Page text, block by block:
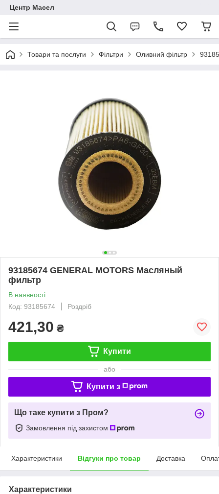
Центр Масел
Товари та послуги Фільтри Оливний фільтр
93185674 GENERAL MOTORS Масляный
фильтр
В наявності
Код: 93185674
Роздріб
421,30 ₴
Купити
або
Купити з
Що таке купити з Пром?
Замовлення під захистом
Характеристики Відгуки про товар Доставка
Характеристики